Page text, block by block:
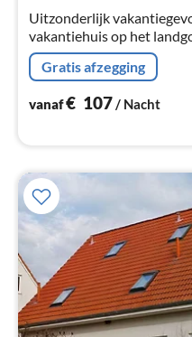
Uitzonderlijk
vakantiehuis op het
ontspanning en recreatie
onderhouden landgoed.
Gratis afzegging
vanaf€ 107 / Nacht